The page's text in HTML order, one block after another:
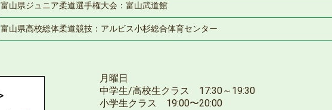
富山県ジュニア柔道選手権大会：富山武道館
富山県高校総体柔道競技：アルビス小杉総合体育センター
月曜日
中学生/高校生クラス 17:30～19:30
小学生クラス 19:00〜20:00